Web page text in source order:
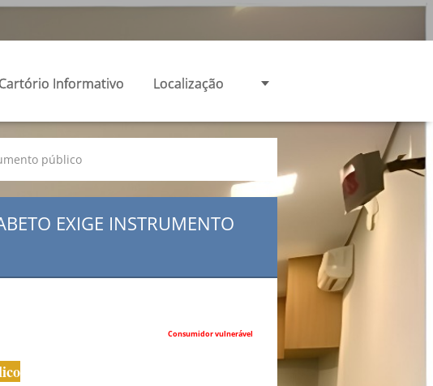
Informativo Localização
público
EXIGE INSTRUMENTO
Consumidor vulnerável